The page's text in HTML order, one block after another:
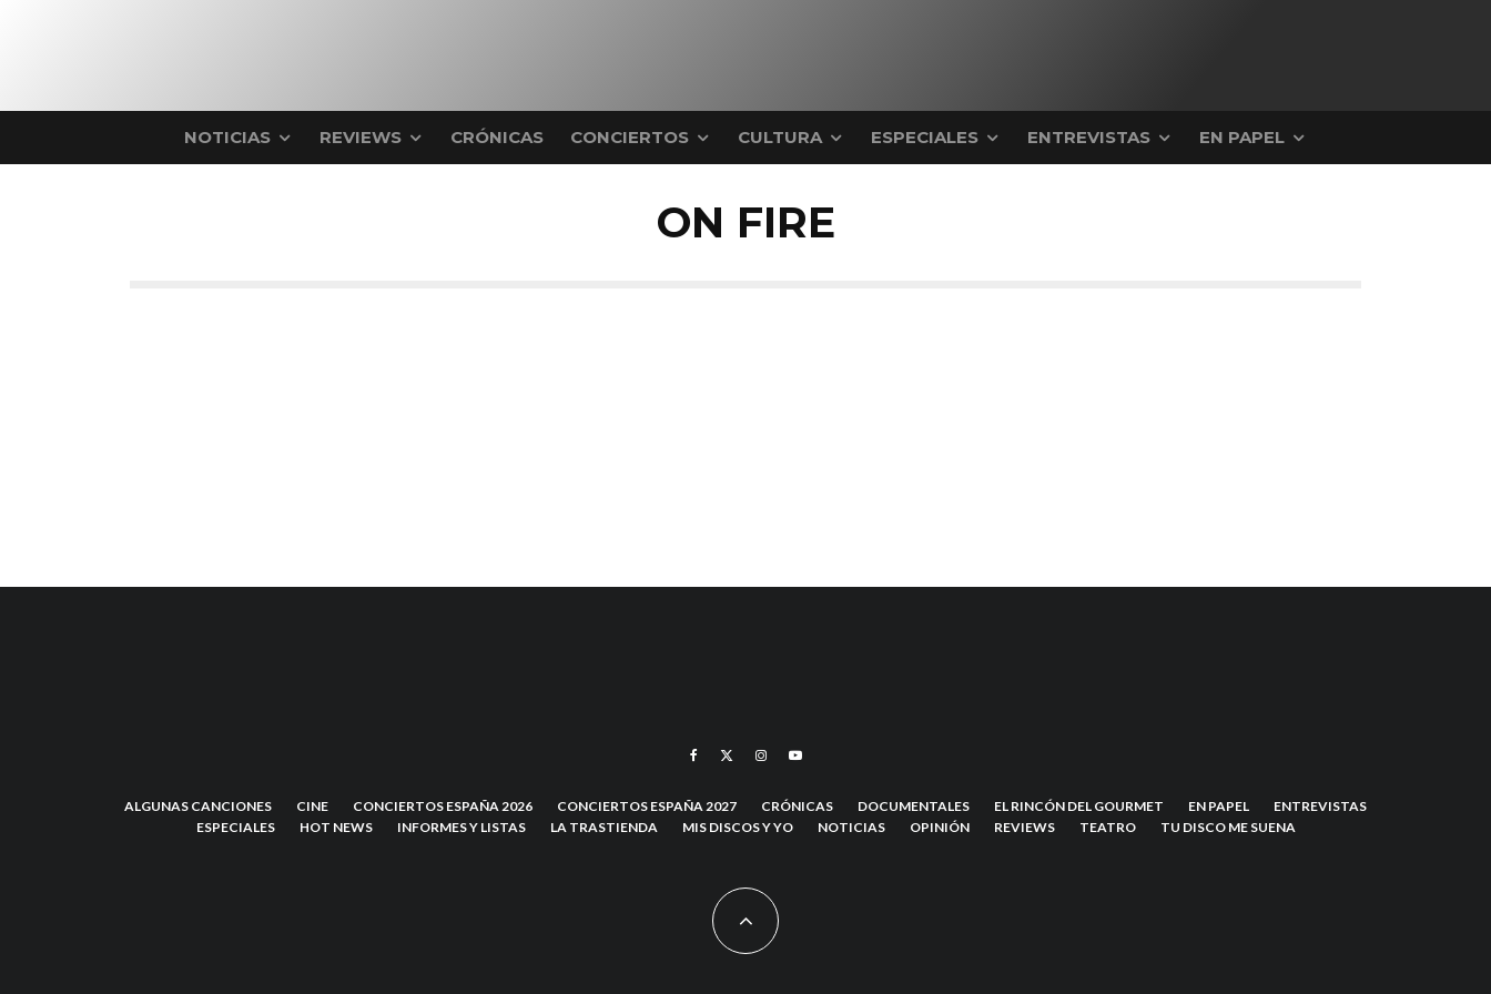
NOTICIAS REVIEWS CRÓNICAS CONCIERTOS CULTURA ESPECIALES ENTREVISTAS EN PAPEL
ON FIRE
ALGUNAS CANCIONES CINE CONCIERTOS ESPAÑA 2026 CONCIERTOS ESPAÑA 2027 CRÓNICAS DOCUMENTALES EL RINCÓN DEL GOURMET EN PAPEL
ENTREVISTAS
ESPECIALES
HOT NEWS INFORMES Y LISTAS LA TRASTIENDA MIS DISCOS Y YO NOTICIAS OPINIÓN REVIEWS TEATRO TU DISCO ME SUENA